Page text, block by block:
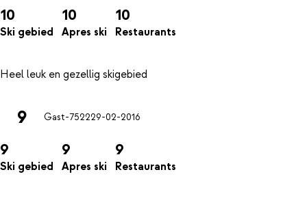
10
Ski gebied
10
Apres ski
10
Restaurants
9 Gast-752229-02-2016
9
Ski gebied
9
Apres ski
9
Restaurants